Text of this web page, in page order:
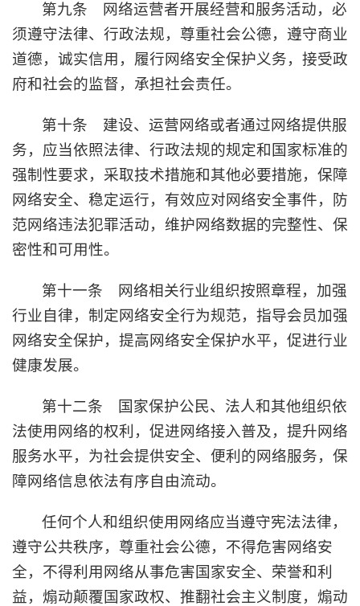
第九条 网络运营者开展经营和服务活动，必
须遵守法律、行政法规，尊重社会公德，遵守商业
道德，诚实信用，履行网络安全保护义务，接受政
府和社会的监督，承担社会责任。
第十条 建设、运营网络或者通过网络提供服
务，应当依照法律、行政法规的规定和国家标准的
强制性要求，采取技术措施和其他必要措施，保障
网络安全、稳定运行，有效应对网络安全事件，防
范网络违法犯罪活动，维护网络数据的完整性、保
密性和可用性。
第十一条 网络相关行业组织按照章程，加强
行业自律，制定网络安全行为规范，指导会员加强
网络安全保护，提高网络安全保护水平，促进行业
健康发展。
第十二条 国家保护公民、法人和其他组织依
法使用网络的权利，促进网络接入普及，提升网络
服务水平，为社会提供安全、便利的网络服务，保
障网络信息依法有序自由流动。
任何个人和组织使用网络应当遵守宪法法律，
遵守公共秩序，尊重社会公德，不得危害网络安
全，不得利用网络从事危害国家安全、荣誉和利
益，煽动颠覆国家政权、推翻社会主义制度，煽动